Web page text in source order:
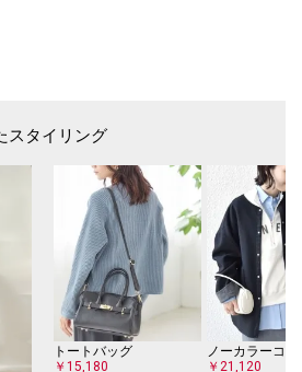
。
りながら、ストレッチ性があるため着心地も
使いから、ブラウスで通勤合わせまで幅広く
スを強調することでスタイルアップにつなが
2201
スタイリング
トートバッグ
￥15,180
ノーカラーコー
￥21,120